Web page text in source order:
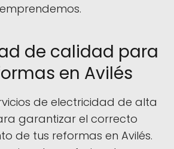
emprendemos.
de calidad para
en Avilés
de electricidad de alta
garantizar el correcto
de tus reformas en Avilés.